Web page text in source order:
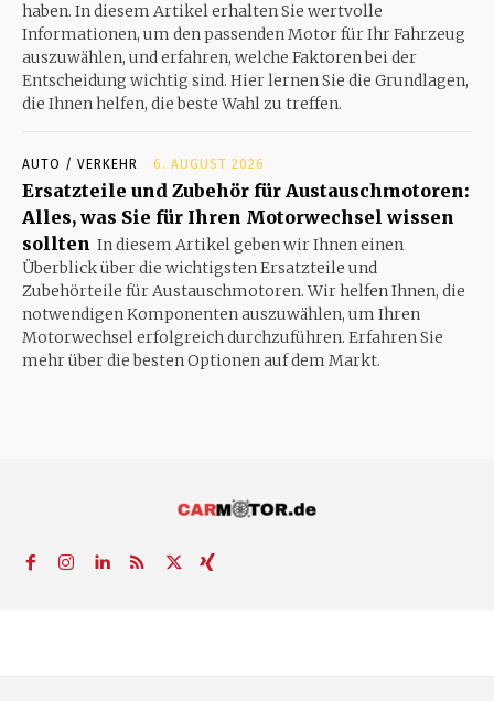
haben. In diesem Artikel erhalten Sie wertvolle
Informationen, um den passenden Motor für Ihr Fahrzeug
auszuwählen, und erfahren, welche Faktoren bei der
Entscheidung wichtig sind. Hier lernen Sie die Grundlagen,
die Ihnen helfen, die beste Wahl zu treffen.
AUTO / VERKEHR 6. AUGUST 2026
Ersatzteile und Zubehör für Austauschmotoren:
Alles, was Sie für Ihren Motorwechsel wissen
sollten In diesem Artikel geben wir Ihnen einen
Überblick über die wichtigsten Ersatzteile und
Zubehörteile für Austauschmotoren. Wir helfen Ihnen, die
notwendigen Komponenten auszuwählen, um Ihren
Motorwechsel erfolgreich durchzuführen. Erfahren Sie
mehr über die besten Optionen auf dem Markt.